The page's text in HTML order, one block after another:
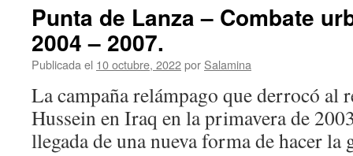
Punta de Lanza – Combate
2004 – 2007.
Publicada el 10 octubre, 2022por Salamina
La campaña relámpago que derrocó al
Hussein en Iraq en la primavera de
llegada de una nueva forma de hacer